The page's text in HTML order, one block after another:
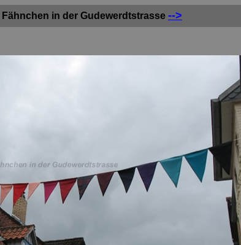
in der Gudewerdtstrasse -->